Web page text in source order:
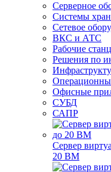
Серверное
Системы
Сетевое
ВКС и АТС
Рабочие
Решения по
Офисные
СУБД
САПР
Сервер
20 ВМ